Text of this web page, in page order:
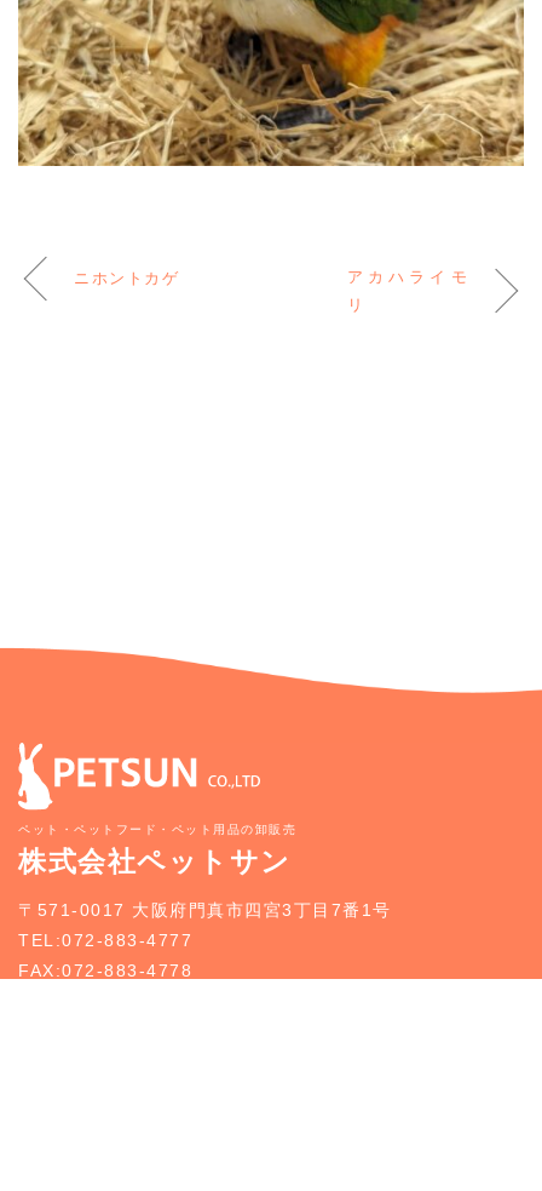
ニホントカゲ
アカハライモ
リ
ペット・ペットフード・ペット用品の卸販売
株式会社ペットサン
〒571-0017 大阪府門真市四宮3丁目7番1号
TEL:072-883-4777
FAX:072-883-4778